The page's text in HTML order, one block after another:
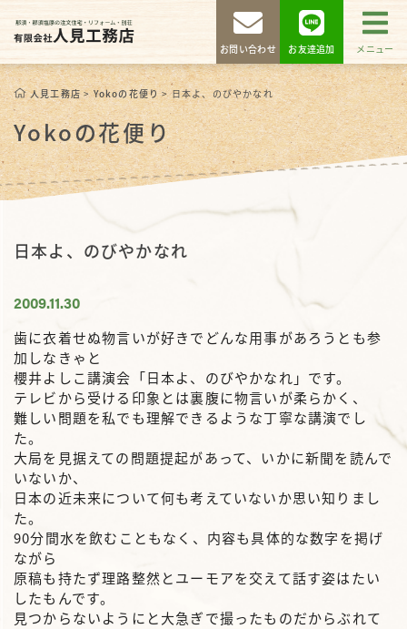
お問い合わせ お友達追加 メニュー
人見工務店>Yokoの花便り>日本よ、のびやかなれ
Yokoの花便り
日本よ、のびやかなれ
2009.11.30
歯に衣着せぬ物言いが好きでどんな用事があろうとも参
加しなきゃと
櫻井よしこ講演会「日本よ、のびやかなれ」です。
テレビから受ける印象とは裏腹に物言いが柔らかく、
難しい問題を私でも理解できるような丁寧な講演でし
た。
大局を見据えての問題提起があって、いかに新聞を読んで
いないか、
日本の近未来について何も考えていないか思い知りまし
た。
90分間水を飲むこともなく、内容も具体的な数字を掲げ
ながら
原稿も持たず理路整然とユーモアを交えて話す姿はたい
したもんです。
見つからないようにと大急ぎで撮ったものだからぶれて